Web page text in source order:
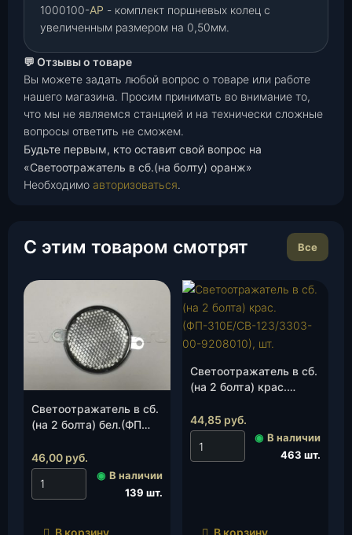
1000100-АР - комплект поршневых колец с
увеличенным размером на 0,50мм.
💬 Отзывы о товаре
Вы можете задать любой вопрос о товаре или работе
нашего магазина. Просим принимать во внимание то,
что мы не являемся станцией и на технически сложные
вопросы ответить не сможем.
Будьте первым, кто оставит свой вопрос на
«Светоотражатель в сб.(на болту) оранж»
Необходимо авторизоваться.
С этим товаром смотрят Все
Светоотражатель в сб.
(на 2 болта) бел.(ФП
46,00 руб.
◉ В наличии
139 шт.
В корзину
Светоотражатель в сб.
(на 2 болта) крас.
СВ-123/3303-00-
9208010), шт.
44,85 руб.
◉ В наличии
463 шт.
В корзину